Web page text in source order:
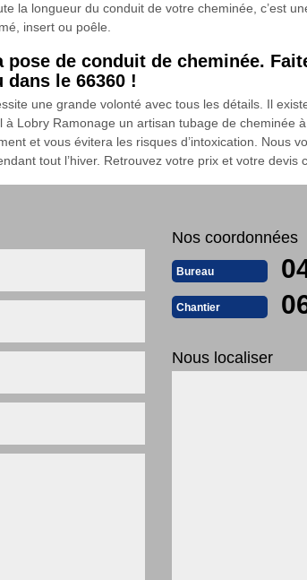
la longueur du conduit de votre cheminée, c’est
insert ou poêle.
de conduit de cheminée.
dans le 66360 !
une grande volonté avec tous les détails. Il
Lobry Ramonage un artisan tubage de cheminée
et vous évitera les risques d’intoxication. Nous
tout l’hiver. Retrouvez votre prix et votre devis
Nos coordonnées
Bureau
Chantier
Nous localiser